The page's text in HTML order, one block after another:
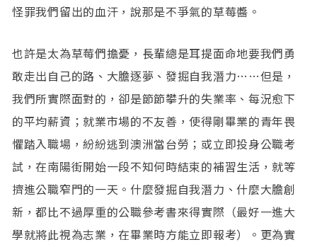
怪罪我們留出的血汗，說那是不爭氣的草莓醬。
也許是太為草莓們擔憂，長輩總是耳提面命地要我們勇
敢走出自己的路、大膽逐夢、發掘自我潛力……但是，
我們所實際面對的，卻是節節攀升的失業率、每況愈下
的平均薪資；就業市場的不友善，使得剛畢業的青年畏
懼踏入職場，紛紛逃到澳洲當台勞；或立即投身公職考
試，在南陽街開始一段不知何時結束的補習生活，就等
擠進公職窄門的一天。什麼發掘自我潛力、什麼大膽創
新，都比不過厚重的公職參考書來得實際（最好一進大
學就將此視為志業，在畢業時方能立即報考）。更為實